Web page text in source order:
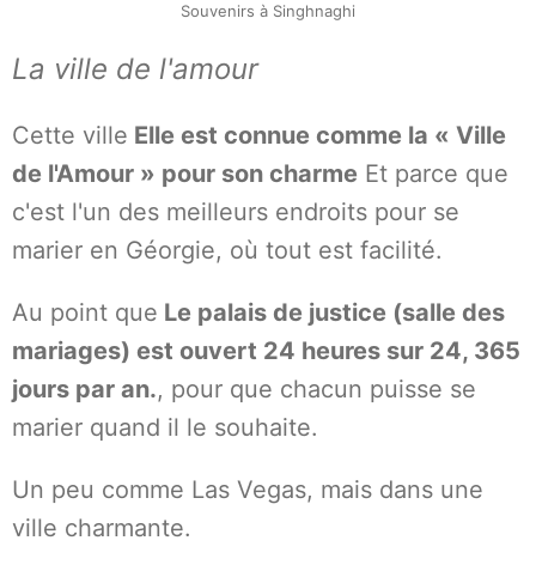
Souvenirs à Singhnaghi
La ville de l'amour
Cette ville Elle est connue comme la « Ville
de l'Amour » pour son charme Et parce que
c'est l'un des meilleurs endroits pour se
marier en Géorgie, où tout est facilité.
Au point que Le palais de justice (salle des
mariages) est ouvert 24 heures sur 24, 365
jours par an., pour que chacun puisse se
marier quand il le souhaite.
Un peu comme Las Vegas, mais dans une
ville charmante.